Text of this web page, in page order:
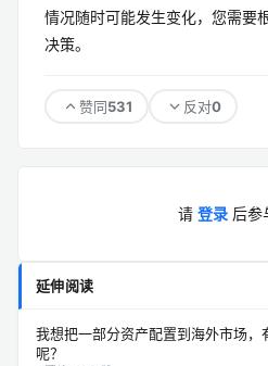
情况随时可能发生变化，您需要
决策。
赞同531 反对0
请 登录 后参
延伸阅读
我想把一部分资产配置到海外市场，
呢？